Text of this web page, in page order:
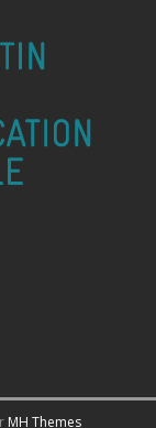
MH Themes